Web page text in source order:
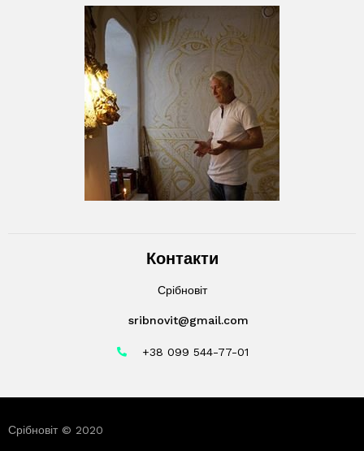
Контакти
Срібновіт
sribnovit@gmail.com
+38 099 544-77-01
Срібновіт © 2020